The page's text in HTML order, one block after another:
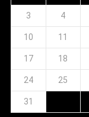
3 4
10 11
17 18
24 25
31